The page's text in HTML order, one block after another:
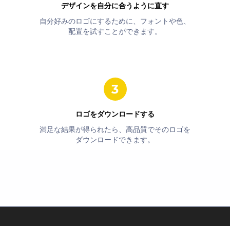
デザインを自分に合うように直す
自分好みのロゴにするために、フォントや色、
配置を試すことができます。
ロゴをダウンロードする
満足な結果が得られたら、高品質でそのロゴを
ダウンロードできます。